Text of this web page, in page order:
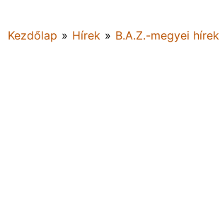
Kezdőlap » Hírek » B.A.Z.-megyei hírek